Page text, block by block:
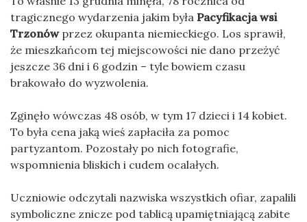
tragicznego wydarzenia jakim była Pacyfikacja wsi
Trzonów przez okupanta niemieckiego. Los sprawił,
że mieszkańcom tej miejscowości nie dano przeżyć
jeszcze 36 dni i 6 godzin – tyle bowiem czasu
brakowało do wyzwolenia.
Zginęło wówczas 48 osób, w tym 17 dzieci i 14 kobiet.
To była cena jaką wieś zapłaciła za pomoc
partyzantom. Pozostały po nich fotografie,
wspomnienia bliskich i cudem ocalałych.
Uczniowie odczytali nazwiska wszystkich ofiar, zapalili
symboliczne znicze pod tablicą upamiętniającą zabite